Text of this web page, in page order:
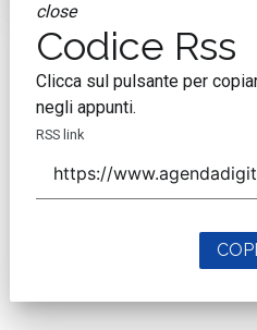
close
Codice Rss
Clicca sul pulsante per
negli appunti.
RSS link